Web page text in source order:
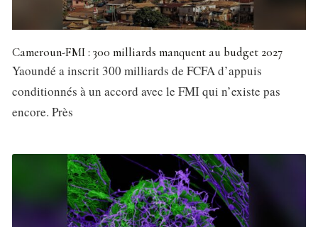
Cameroun-FMI : 300 milliards manquent au budget 2027
Yaoundé a inscrit 300 milliards de FCFA d’appuis
conditionnés à un accord avec le FMI qui n’existe pas
encore. Près